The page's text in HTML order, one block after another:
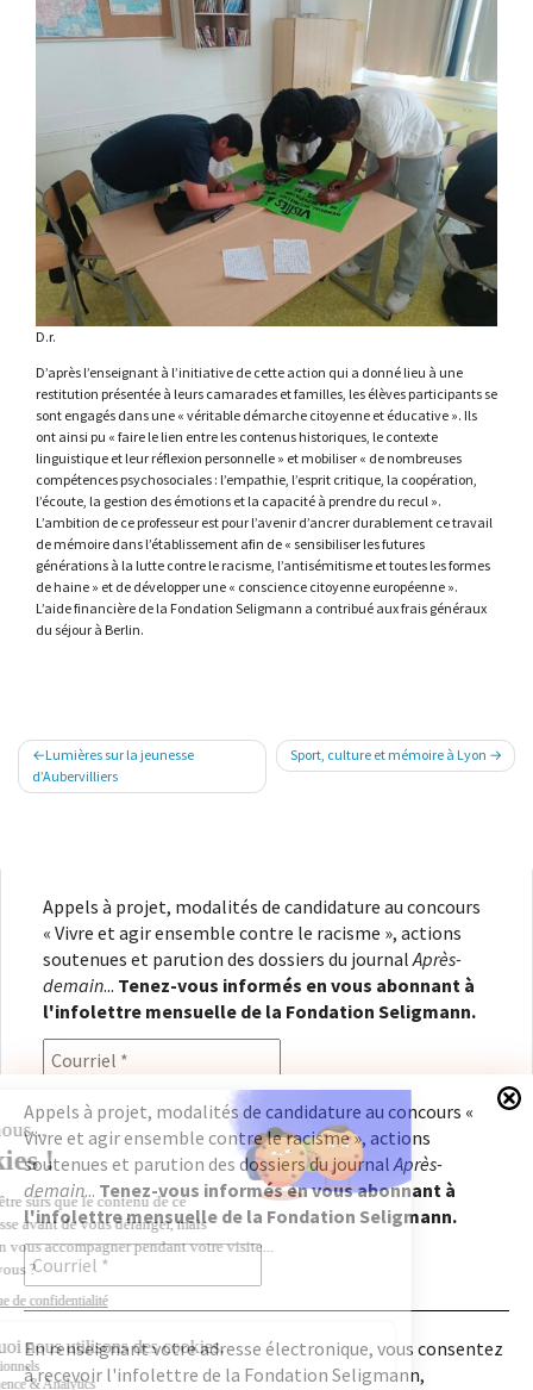
D.r.
D’après l’enseignant à l’initiative de cette action qui a donné lieu à une
restitution présentée à leurs camarades et familles, les élèves participants se
sont engagés dans une « véritable démarche citoyenne et éducative ». Ils
ont ainsi pu « faire le lien entre les contenus historiques, le contexte
linguistique et leur réflexion personnelle » et mobiliser « de nombreuses
compétences psychosociales : l’empathie, l’esprit critique, la coopération,
l’écoute, la gestion des émotions et la capacité à prendre du recul ».
L’ambition de ce professeur est pour l’avenir d’ancrer durablement ce travail
de mémoire dans l’établissement afin de « sensibiliser les futures
générations à la lutte contre le racisme, l’antisémitisme et toutes les formes
de haine » et de développer une « conscience citoyenne européenne ».
L’aide financière de la Fondation Seligmann a contribué aux frais généraux
du séjour à Berlin.
Appels à projet, modalités de candidature au concours «
Vivre et agir ensemble contre le racisme », actions
soutenues et parution des dossiers du journalAprès-
demain... Tenez-vous informés en vous abonnant à
l'infolettre mensuelle de la Fondation Seligmann.
En renseignant votre adresse électronique, vous consentez
à recevoir l'infolettre de la Fondation Seligmann,
Navigation
de
Lumières sur la jeunesse
d’Aubervilliers
Sport, culture et mémoire à Lyon
Appels à projet, modalités de candidature au concours
« Vivre et agir ensemble contre le racisme », actions
soutenues et parution des dossiers du journalAprès-
demain... Tenez-vous informés en vous abonnant à
l'infolettre mensuelle de la Fondation Seligmann.
En renseignant votre adresse électronique, vous
consentez à recevoir l'infolettre de la Fondation
Seligmann, conformément à notrepolitique de
confidentialité. Il vous sera possible de vous
désabonner à tout moment.
Copyright © 2026Fondation Seligmann|Mentions légales|Crédits